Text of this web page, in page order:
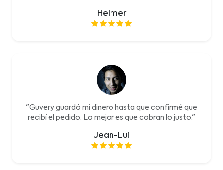
Helmer
"Guvery guardó mi dinero hasta que confirmé que
recibí el pedido. Lo mejor es que cobran lo justo."
Jean-Lui